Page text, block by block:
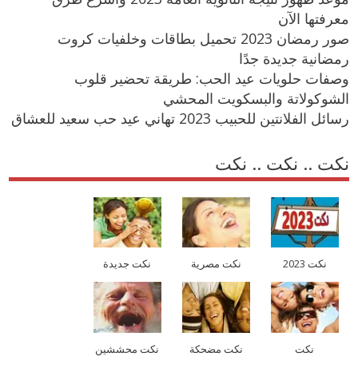
معرفتها الآن
صور رمضان 2023 تحميل بطاقات وخلفيات كروت
رمضانية جديدة جدًا
وصفات حلويات عيد الحب: طريقة تحضير قلوب
الشوكولاتة والبسكويت المحشي
رسائل الفلانتين للحبيب 2023 تهاني عيد حب سعيد للعشاق
نكت .. نكت .. نكت
نكت 2023 نكت مصرية نكت جديدة
نكت نكت مضحكة نكت محششين